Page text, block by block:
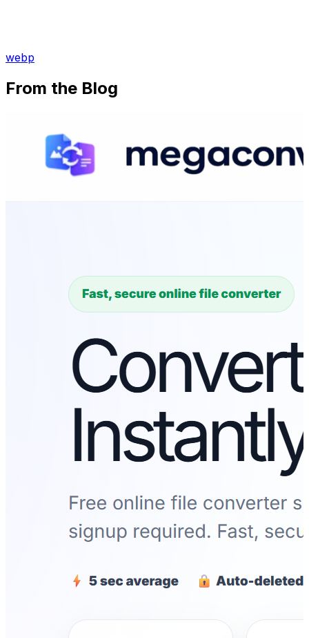
webp
From the Blog